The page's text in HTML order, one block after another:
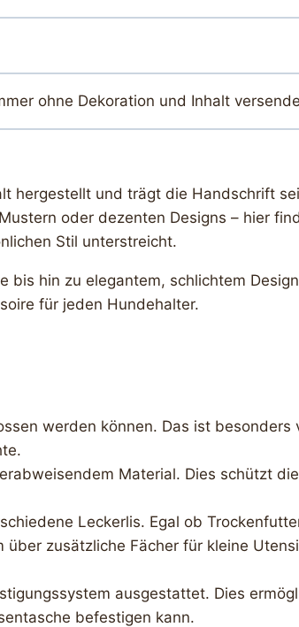
ohne Dekoration und Inhalt
hergestellt und trägt die Handschrift
oder dezenten Designs – hier
Stil unterstreicht.
bis hin zu elegantem, schlichtem
für jeden Hundehalter.
werden können. Das ist besonders
Material. Dies schützt
Leckerlis. Egal ob
zusätzliche Fächer für kleine
ausgestattet. Dies
befestigen kann.